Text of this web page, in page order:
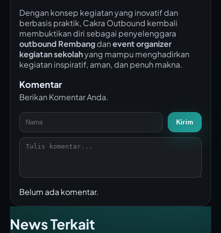
Dengan konsep kegiatan yang inovatif dan
berbasis praktik, Cakra Outbound kembali
membuktikan diri sebagai penyelenggara
outbound Rembangdanevent organizer
kegiatan sekolahyang mampu menghadirkan
kegiatan inspiratif, aman, dan penuh makna.
Komentar
Berikan Komentar Anda.
Kirim
Belum ada komentar.
News Terkait